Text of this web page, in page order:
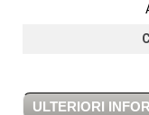
ULTERIORI